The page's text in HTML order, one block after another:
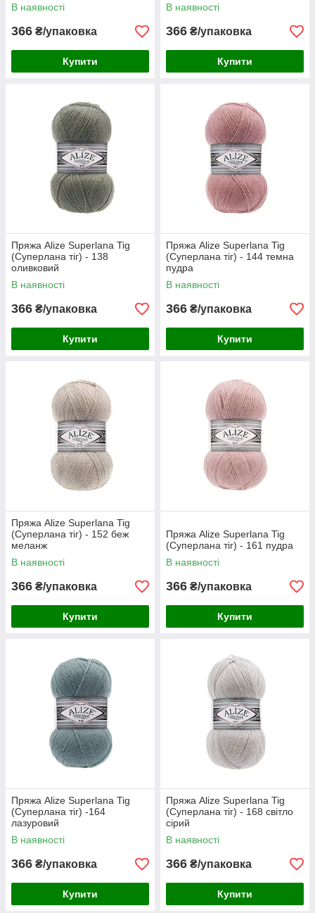
В наявності
366 ₴/упаковка
Купити
В наявності
366 ₴/упаковка
Купити
Пряжа Alize Superlana Tig
(Суперлана тіг) - 138
оливковий
В наявності
366 ₴/упаковка
Купити
Пряжа Alize Superlana Tig
(Суперлана тіг) - 144 темна
пудра
В наявності
366 ₴/упаковка
Купити
Пряжа Alize Superlana Tig
(Суперлана тіг) - 152 беж
меланж
В наявності
366 ₴/упаковка
Купити
Пряжа Alize Superlana Tig
(Суперлана тіг) - 161 пудра
В наявності
366 ₴/упаковка
Купити
Пряжа Alize Superlana Tig
(Суперлана тіг) -164
лазуровий
В наявності
366 ₴/упаковка
Купити
Пряжа Alize Superlana Tig
(Суперлана тіг) - 168 світло
сірий
В наявності
366 ₴/упаковка
Купити